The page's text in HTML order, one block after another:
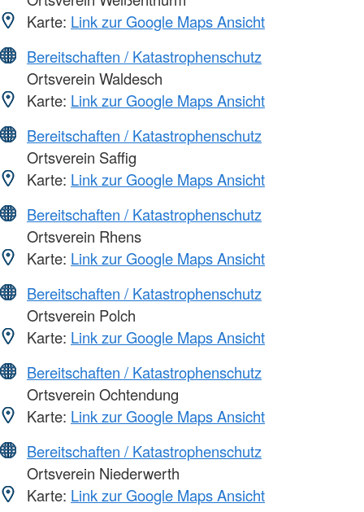
Karte: Link zur Google Maps Ansicht
Bereitschaften / Katastrophenschutz
Ortsverein Waldesch
Karte: Link zur Google Maps Ansicht
Bereitschaften / Katastrophenschutz
Ortsverein Saffig
Karte: Link zur Google Maps Ansicht
Bereitschaften / Katastrophenschutz
Ortsverein Rhens
Karte: Link zur Google Maps Ansicht
Bereitschaften / Katastrophenschutz
Ortsverein Polch
Karte: Link zur Google Maps Ansicht
Bereitschaften / Katastrophenschutz
Ortsverein Ochtendung
Karte: Link zur Google Maps Ansicht
Bereitschaften / Katastrophenschutz
Ortsverein Niederwerth
Karte: Link zur Google Maps Ansicht